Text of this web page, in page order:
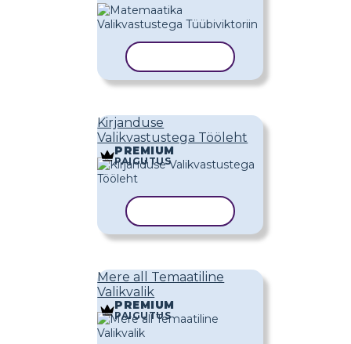
Kirjanduse
Valikvastustega Tööleht
PREMIUM
PAIGUTUS
Mere all Temaatiline
Valikvalik
PREMIUM
PAIGUTUS